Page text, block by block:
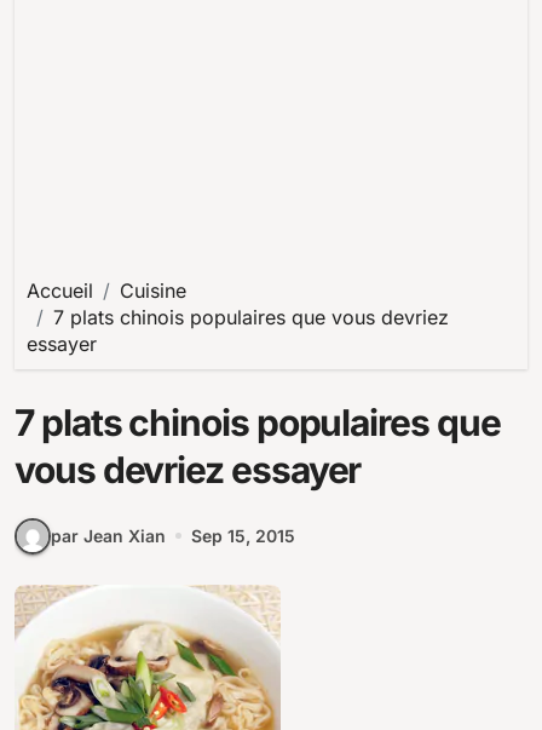
Accueil
Cuisine
7 plats chinois populaires que vous devriez
essayer
7 plats chinois populaires que
vous devriez essayer
par Jean Xian Sep 15, 2015